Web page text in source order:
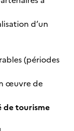
d’un
(périodes
œuvre de
de tourisme